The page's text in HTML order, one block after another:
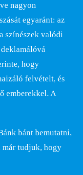
nagyon
egyaránt: az
színészek valódi
hogy
felvételt, és
emberekkel. A
bánt bemutatni,
már tudjuk, hogy